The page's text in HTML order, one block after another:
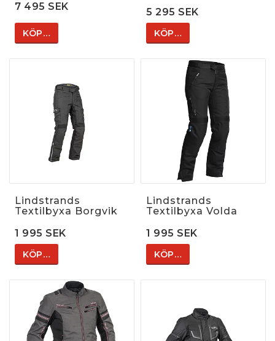
7 495 SEK
KÖP…
5 295 SEK
KÖP…
Lindstrands
Textilbyxa Borgvik
1 995 SEK
KÖP…
Lindstrands
Textilbyxa Volda
1 995 SEK
KÖP…